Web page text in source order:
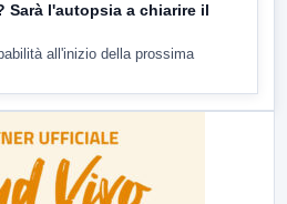
Sarà l'autopsia a chiarire il
all'inizio della prossima